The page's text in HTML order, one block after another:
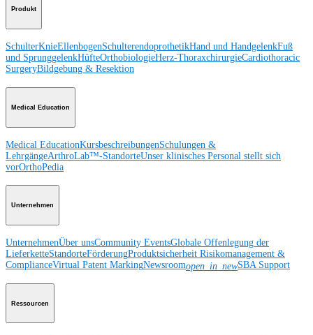
Produkt
SchulterKnieEllenbogenSchulterendoprothetikHand und HandgelenkFuß
und SprunggelenkHüfteOrthobiologieHerz-ThoraxchirurgieCardiothoracic
SurgeryBildgebung & Resektion
Medical Education
Medical EducationKursbeschreibungenSchulungen &
LehrgängeArthroLab™-StandorteUnser klinisches Personal stellt sich
vorOrthoPedia
Unternehmen
UnternehmenÜber unsCommunity EventsGlobale Offenlegung der
LieferketteStandorteFörderungProduktsicherheit Risikomanagement &
ComplianceVirtual Patent MarkingNewsroomopen_in_newSBA Support
Ressourcen